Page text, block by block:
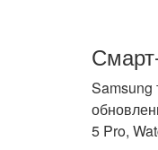
Samsung
5 Pro,